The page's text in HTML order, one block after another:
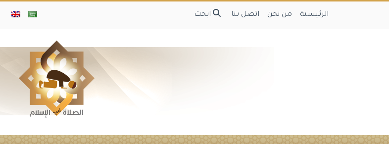
الرئيسية من نحن اتصل بنا ابحث